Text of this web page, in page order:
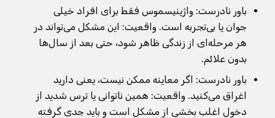
باور نادرست: واژینیسموس فقط برای افراد خیلی
جوان یا بی‌تجربه است. واقعیت: این مشکل می‌تواند در
هر مرحله‌ای از زندگی ظاهر شود، حتی بعد از سال‌ها
بدون علائم.
باور نادرست: اگر معاینه ممکن نیست، یعنی دارید
اغراق می‌کنید. واقعیت: همین ناتوانی یا ترس شدید از
دخول اغلب بخشی از مشکل است و باید جدی گرفته